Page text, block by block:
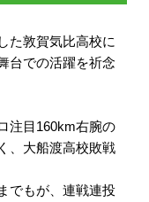
た敦賀気比高校に
台での活躍を祈念
注目160km右腕の
、大船渡高校敗戦
でもが、連戦連投